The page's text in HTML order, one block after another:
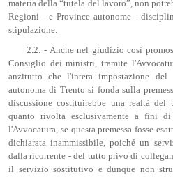
materia della “tutela del lavoro”, non
Regioni - e Province autonome -
stipulazione.
2.2. - Anche nel giudizio così
Consiglio dei ministri, tramite
anzitutto che l'intera impostazione del
autonoma di Trento si fonda sulla
discussione costituirebbe una realtà del
quanto rivolta esclusivamente a fini di
l'Avvocatura, se questa premessa fosse
dichiarata inammissibile, poiché un
dalla ricorrente - del tutto privo di
il servizio sostitutivo e dunque non